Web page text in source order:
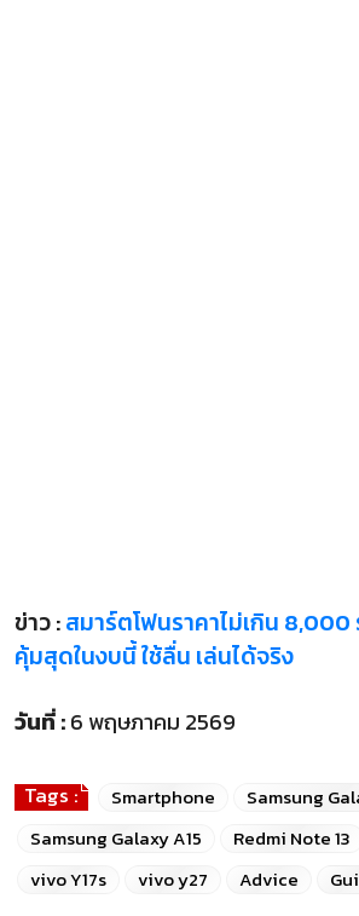
ข่าว :สมาร์ตโฟนราคาไม่เกิน
คุ้มสุดในงบนี้ ใช้ลื่น เล่นได้จริง
วันที่ :6 พฤษภาคม 2569
Tags : Smartphone
Samsung
Samsung Galaxy A15
Redmi Note 13
vivo Y17s
vivo y27 Advice